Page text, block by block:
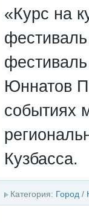
«Курс на
Юннатов
событиях
Кузбасса.
Категория: Город /